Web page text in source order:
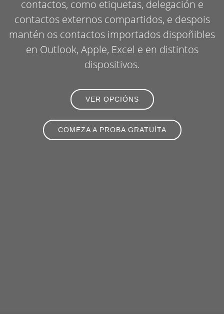
contactos, como etiquetas, delegación e
contactos externos compartidos, e despois
mantén os contactos importados dispoñibles
en Outlook, Apple, Excel e en distintos
dispositivos.
VER OPCIÓNS
COMEZA A PROBA GRATUÍTA